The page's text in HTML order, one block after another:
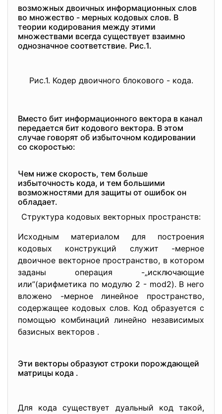
возможных двоичных информационных слов
во множество - мерных кодовых слов. В
теории кодирования между этими
множествами всегда существует взаимно
однозначное соответствие. Рис.1.
Рис.1. Кодер двоичного блокового - кода.
Вместо бит информационного вектора в канал
передается бит кодового вектора. В этом
случае говорят об избыточном кодировании
со скоростью:
Чем ниже скорость, тем больше
избыточность кода, и тем большими
возможностями для защиты от ошибок он
обладает.
Структура кодовых векторных пространств:
Исходным материалом для построения
кодовых конструкций служит -мерное
двоичное векторное пространство, в котором
заданы операция -„исключающие
или”(арифметика по модулю 2 - mod2). В него
вложено -мерное линейное пространство,
содержащее кодовых слов. Код образуется с
помощью комбинаций линейно независимых
базисных векторов .
Эти векторы образуют строки порождающей
матрицы кода .
Для кода существует дуальный код такой,